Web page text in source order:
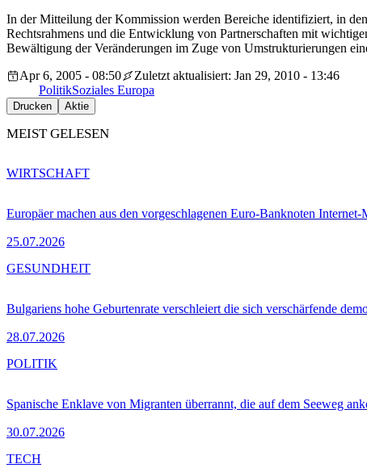
In der Mitteilung der Kommission werden Bereiche identifiziert, in
Rechtsrahmens und die Entwicklung von Partnerschaften mit
Bewältigung der Veränderungen im Zuge von Umstrukturierungen
Apr 6, 2005 - 08:50
Zuletzt aktualisiert: Jan 29, 2010 - 13:46
PolitikSoziales Europa
Drucken Aktie
MEIST GELESEN
Europäer machen aus den vorgeschlagenen Euro-Banknoten Internet-
25.07.2026
WIRTSCHAFT
Bulgariens hohe Geburtenrate verschleiert die sich verschärfende
28.07.2026
GESUNDHEIT
Spanische Enklave von Migranten überrannt, die auf dem Seeweg
30.07.2026
POLITIK
TECH